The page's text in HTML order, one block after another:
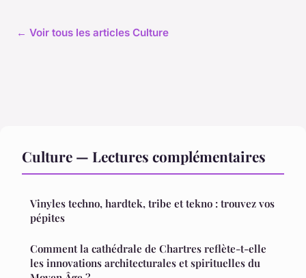
← Voir tous les articles Culture
Culture — Lectures complémentaires
Vinyles techno, hardtek, tribe et tekno : trouvez vos
pépites
Comment la cathédrale de Chartres reflète-t-elle
les innovations architecturales et spirituelles du